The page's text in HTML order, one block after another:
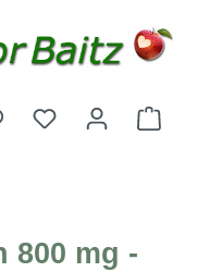
Du hast 0
800 mg -